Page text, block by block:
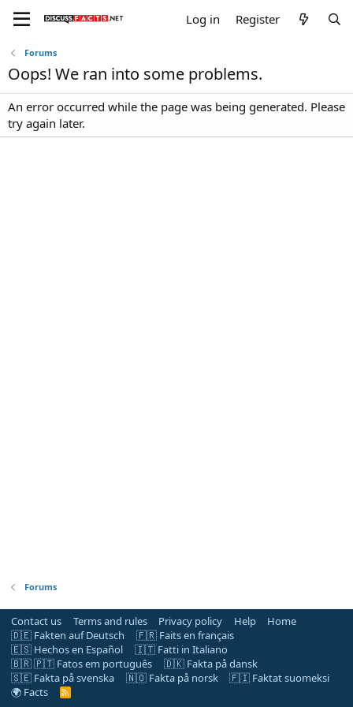
Log in Register
Forums
Oops! We ran into some problems.
An error occurred while the page was being generated. Please
try again later.
Forums
Contact us Terms and rules Privacy policy Help
Home
🇩🇪 Fakten auf Deutsch
🇫🇷 Faits en français
🇪🇸 Hechos en Español
🇮🇹 Fatti in Italiano
🇧🇷 🇵🇹 Fatos em português
🇩🇰 Fakta på dansk
🇸🇪 Fakta på svenska
🇳🇴 Fakta på norsk
🇫🇮 Faktat suomeksi
🌍 Facts
R